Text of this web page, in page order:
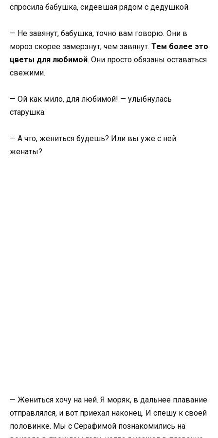
спросила бабушка, сидевшая рядом с дедушкой.
— Не завянут, бабушка, точно вам говорю. Они в
мороз скорее замерзнут, чем завянут. Тем более это
цветы для любимой. Они просто обязаны оставаться
свежими.
— Ой как мило, для любимой! — улыбнулась
старушка.
— А что, жениться будешь? Или вы уже с ней
женаты?
— Жениться хочу на ней. Я моряк, в дальнее плавание
отправлялся, и вот приехал наконец. И спешу к своей
половинке. Мы с Серафимой познакомились на